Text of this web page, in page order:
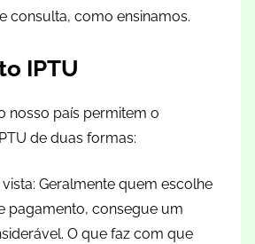
consulta, como ensinamos.
IPTU
nosso país permitem o
de duas formas:
Geralmente quem escolhe
pagamento, consegue um
O que faz com que